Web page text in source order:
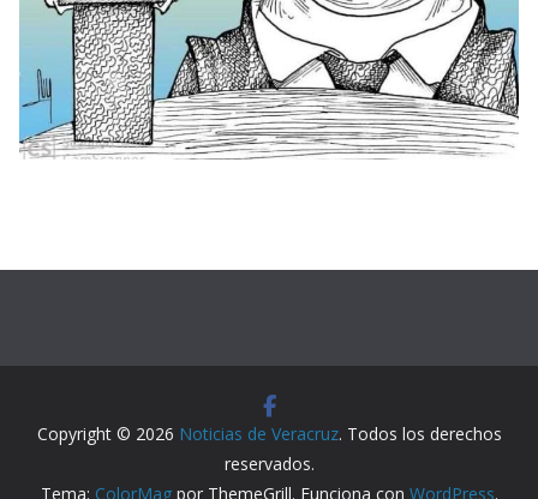
Copyright © 2026 Noticias de Veracruz. Todos los derechos
reservados.
Tema: ColorMagpor ThemeGrill. Funciona con WordPress.